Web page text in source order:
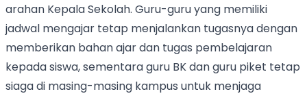
arahan Kepala Sekolah. Guru-guru yang memiliki
jadwal mengajar tetap menjalankan tugasnya dengan
memberikan bahan ajar dan tugas pembelajaran
kepada siswa, sementara guru BK dan guru piket tetap
siaga di masing-masing kampus untuk menjaga